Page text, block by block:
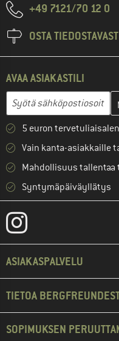
+49 7121/70 12 0
OSTA
AVAA ASIAKASTILI
Sähköpostiosoite
Anna sähköpostiosoitteesi
5 euron
Vain kanta-asiakkaille
Mahdollisuus
Syntymäpäiväyllätys
ASIAKASPALVELU
TIETOA
SOPIMUKSEN